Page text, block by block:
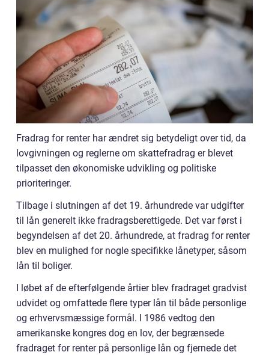
Fradrag for renter har ændret sig betydeligt over tid, da
lovgivningen og reglerne om skattefradrag er blevet
tilpasset den økonomiske udvikling og politiske
prioriteringer.
Tilbage i slutningen af det 19. århundrede var udgifter
til lån generelt ikke fradragsberettigede. Det var først i
begyndelsen af det 20. århundrede, at fradrag for renter
blev en mulighed for nogle specifikke lånetyper, såsom
lån til boliger.
I løbet af de efterfølgende årtier blev fradraget gradvist
udvidet og omfattede flere typer lån til både personlige
og erhvervsmæssige formål. I 1986 vedtog den
amerikanske kongres dog en lov, der begrænsede
fradraget for renter på personlige lån og fjernede det